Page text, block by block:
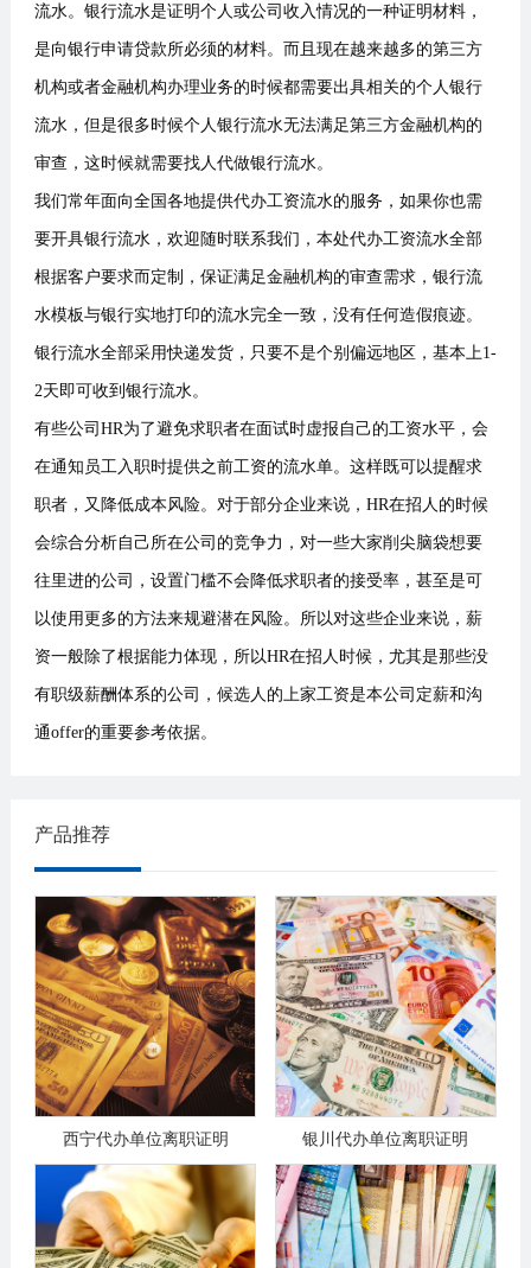
流水。银行流水是证明个人或公司收入情况的一种证明材料，
是向银行申请贷款所必须的材料。而且现在越来越多的第三方
机构或者金融机构办理业务的时候都需要出具相关的个人银行
流水，但是很多时候个人银行流水无法满足第三方金融机构的
审查，这时候就需要找人代做银行流水。
我们常年面向全国各地提供代办工资流水的服务，如果你也需
要开具银行流水，欢迎随时联系我们，本处代办工资流水全部
根据客户要求而定制，保证满足金融机构的审查需求，银行流
水模板与银行实地打印的流水完全一致，没有任何造假痕迹。
银行流水全部采用快递发货，只要不是个别偏远地区，基本上1-
2天即可收到银行流水。
有些公司HR为了避免求职者在面试时虚报自己的工资水平，会
在通知员工入职时提供之前工资的流水单。这样既可以提醒求
职者，又降低成本风险。对于部分企业来说，HR在招人的时候
会综合分析自己所在公司的竞争力，对一些大家削尖脑袋想要
往里进的公司，设置门槛不会降低求职者的接受率，甚至是可
以使用更多的方法来规避潜在风险。所以对这些企业来说，薪
资一般除了根据能力体现，所以HR在招人时候，尤其是那些没
有职级薪酬体系的公司，候选人的上家工资是本公司定薪和沟
通offer的重要参考依据。
产品推荐
西宁代办单位离职证明 银川代办单位离职证明